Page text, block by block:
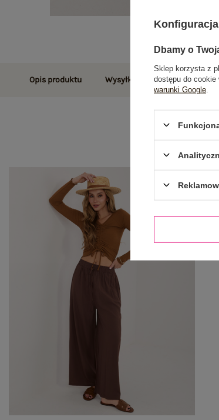
Opis produktu Wysyłka i dostawa
Dbamy o
Sklep korzysta z
dostępu do cookie
warunki Google